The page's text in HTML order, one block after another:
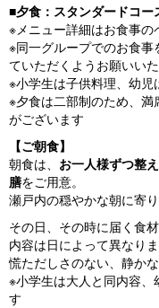
■夕食：スタンダードコー
※メニュー詳細はお食事
※同一グループでのお食
ていただくようお願いい
※小学生は子供料理、幼
※夕食は二部制のため、
がございます
【ご朝食】
朝食は、 お一人様ずつ整
膳をご用意。
瀬戸内の穏やかな朝に寄
その日、その時に届く食
内容は日によって異なりま
慌ただしさのない、静か
※小学生は大人と同内容、
す